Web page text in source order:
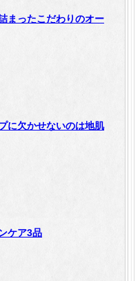
まったこだわりのオー
に欠かせないのは地肌
ケア3品